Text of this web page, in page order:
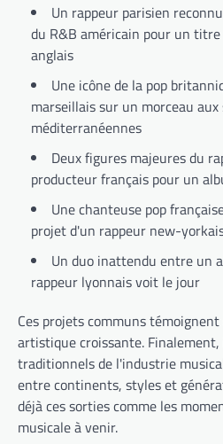
Un rappeur parisien
du R&B américain pour un
anglais
Une icône de la pop
marseillais sur un morceau
méditerranéennes
Deux figures majeures du
producteur français pour un
Une chanteuse pop
projet d'un rappeur new-
Un duo inattendu entre un
rappeur lyonnais voit le jour
Ces projets communs
artistique croissante.
traditionnels de l'industrie
entre continents, styles et
déjà ces sorties comme les
musicale à venir.